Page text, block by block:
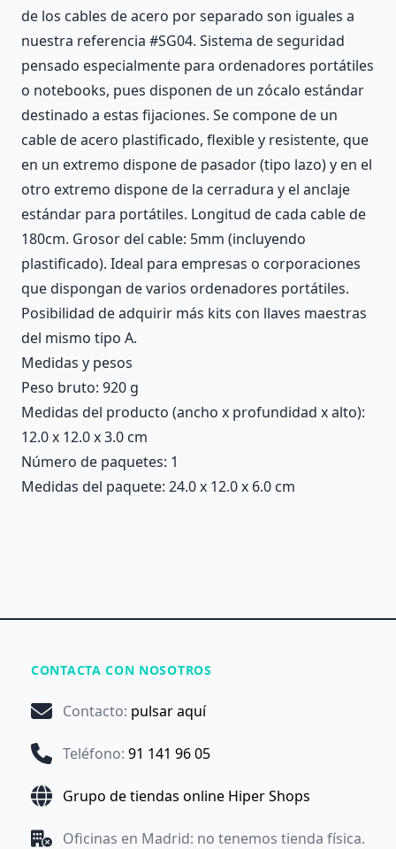
de los cables de acero por separado son iguales a
nuestra referencia #SG04. Sistema de seguridad
pensado especialmente para ordenadores portátiles
o notebooks, pues disponen de un zócalo estándar
destinado a estas fijaciones. Se compone de un
cable de acero plastificado, flexible y resistente, que
en un extremo dispone de pasador (tipo lazo) y en el
otro extremo dispone de la cerradura y el anclaje
estándar para portátiles. Longitud de cada cable de
180cm. Grosor del cable: 5mm (incluyendo
plastificado). Ideal para empresas o corporaciones
que dispongan de varios ordenadores portátiles.
Posibilidad de adquirir más kits con llaves maestras
del mismo tipo A.
Medidas y pesos
Peso bruto: 920 g
Medidas del producto (ancho x profundidad x alto):
12.0 x 12.0 x 3.0 cm
Número de paquetes: 1
Medidas del paquete: 24.0 x 12.0 x 6.0 cm
CONTACTA CON NOSOTROS
Contacto: pulsar aquí
Teléfono: 91 141 96 05
Grupo de tiendas online Hiper Shops
Oficinas en Madrid: no tenemos tienda física.